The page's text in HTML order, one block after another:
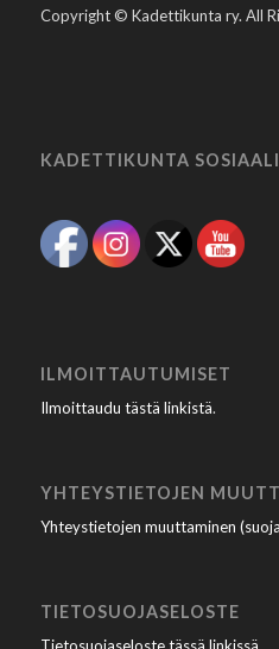
Copyright © Kadettikunta ry. All
KADETTIKUNTA
ILMOITTAUTUMISET
Ilmoittaudu tästä linkistä.
YHTEYSTIETOJEN
Yhteystietojen muuttaminen
TIETOSUOJASELOSTE